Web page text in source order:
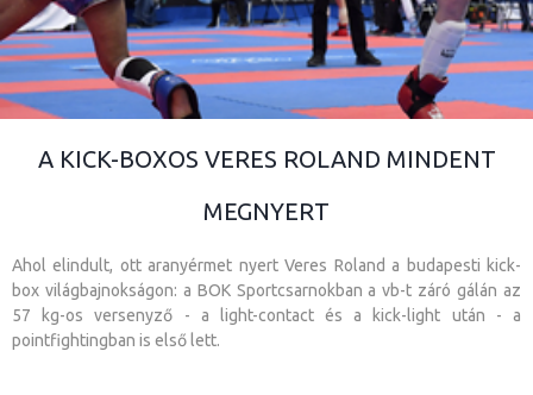
A KICK-BOXOS VERES ROLAND MINDENT
MEGNYERT
Ahol elindult, ott aranyérmet nyert Veres Roland a budapesti kick-
box világbajnokságon: a BOK Sportcsarnokban a vb-t záró gálán az
57 kg-os versenyző - a light-contact és a kick-light után - a
pointfightingban is első lett.